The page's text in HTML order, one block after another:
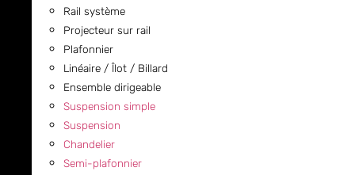
Rail système
Projecteur sur rail
Plafonnier
Linéaire / Îlot / Billard
Ensemble dirigeable
Suspension simple
Suspension
Chandelier
Semi-plafonnier